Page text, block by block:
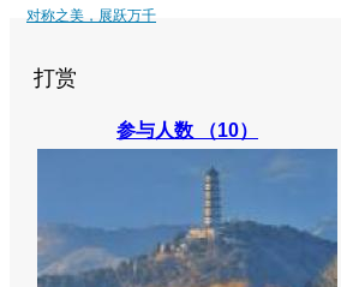
对称之美，展跃万千
打赏
参与人数 （10）